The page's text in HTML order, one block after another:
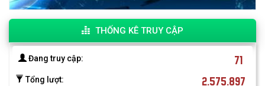
THỐNG KÊ TRUY CẬP
71
Đang truy cập:
2.575.897
Tổng lượt: